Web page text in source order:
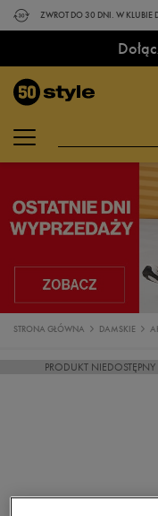
ZWROT DO 30 DNI. W KLUBIE
STRONA GŁÓWNA DAMSKIE
PRODUKT NIEDOSTĘPNY